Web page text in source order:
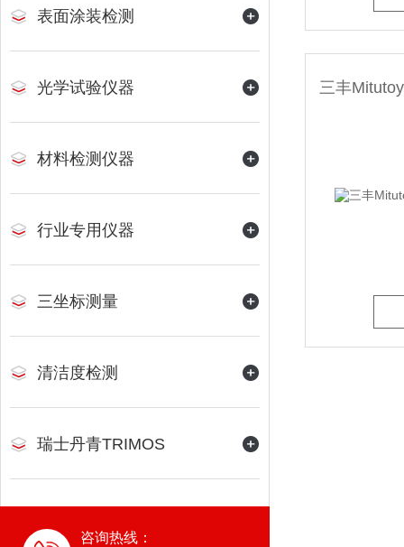
表面涂装检测
光学试验仪器
材料检测仪器
行业专用仪器
三坐标测量
清洁度检测
瑞士丹青TRIMOS
咨询热线：